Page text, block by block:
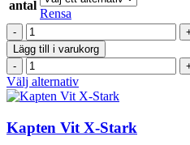
olika
väljas
produktsidan
till
269kr
antal
Rensa
Kapten
Vit
Lakrits
Mini
mängd
Lägg till i varukorg
Kapten
Vit
Lakrits
Mini
mängd
Välj alternativDen
här
har
flera
Kapten Vit X-Stark